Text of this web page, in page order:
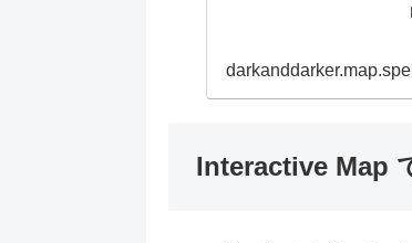
Interactive Map